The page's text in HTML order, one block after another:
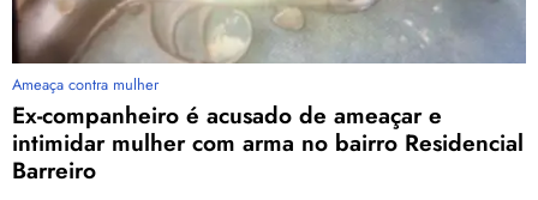
Ameaça contra mulher
Ex-companheiro é acusado de ameaçar e
intimidar mulher com arma no bairro Residencial
Barreiro